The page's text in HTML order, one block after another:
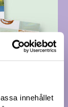
innehållet